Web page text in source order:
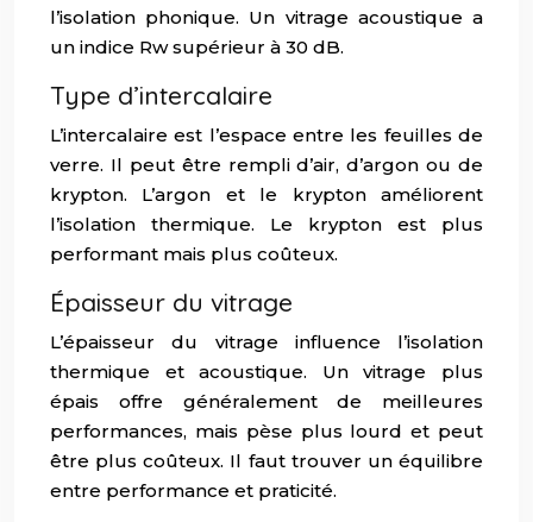
l’isolation phonique. Un vitrage acoustique a
un indice Rw supérieur à 30 dB.
Type d’intercalaire
L’intercalaire est l’espace entre les feuilles de
verre. Il peut être rempli d’air, d’argon ou de
krypton. L’argon et le krypton améliorent
l’isolation thermique. Le krypton est plus
performant mais plus coûteux.
Épaisseur du vitrage
L’épaisseur du vitrage influence l’isolation
thermique et acoustique. Un vitrage plus
épais offre généralement de meilleures
performances, mais pèse plus lourd et peut
être plus coûteux. Il faut trouver un équilibre
entre performance et praticité.